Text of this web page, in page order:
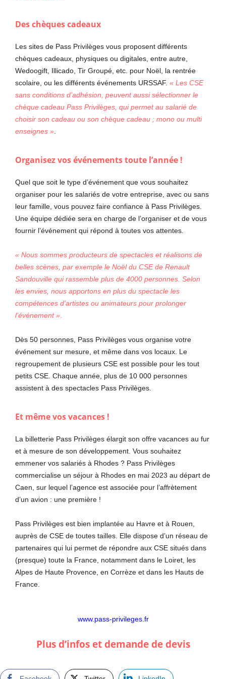
Des chèques cadeaux
Les sites de Pass Privilèges vous proposent différents
chèques cadeaux, physiques ou digitales, entre autre,
Wedoogift, Illicado, Tir Groupé, etc. pour Noël, la rentrée
scolaire, ou les différents événements URSSAF. « Les CSE
sans conditions d’adhésion, peuvent aussi sélectionner le
chèque cadeau Pass Privilèges, qui permet au salarié de
choisir son cadeau ou son chèque cadeau ; mono ou multi
enseignes »
Organisez vos événements toute l’année !
Quel que soit le type d’événement que vous souhaitez
organiser pour les salariés de votre entreprise, avec ou sans
leur famille, vous pouvez faire confiance à Pass Privilèges.
Une équipe dédiée sera en charge de l’organiser et de vous
fournir l’événement qui répond à toutes vos attentes.
« Nous sommes producteurs de spectacles et réalisons de
belles scènes, par exemple le Noël du CSE de Renault
Sandouville qui rassemble plus de 4000 personnes. Selon
les envies, nous apportons en plus du spectacle les
compétences d’artistes ou animateurs pour prolonger
l’événement »
Dès 50 personnes, Pass Privilèges vous organise votre
événement sur mesure, et même dans vos locaux. Le
regroupement de plusieurs CSE est possible pour les tout
petits CSE. Chaque année, plus de 10 000 personnes
assistent à des spectacles Pass Privilèges.
Et même vos vacances !
La billetterie Pass Privilèges élargit son offre vacances au fur
et à mesure de son développement. Vous souhaitez
emmener vos salariés à Rhodes ? Pass Privilèges
commercialise un séjour à Rhodes en mai 2023 au départ de
Caen, sur lequel l’agence est associée pour l’affrètement
d’un avion : une première !
Pass Privilèges est bien implantée au Havre et à Rouen,
auprès de CSE de toutes tailles. Elle dispose d’un réseau de
partenaires qui lui permet de répondre aux CSE situés dans
(presque) toute la France, notamment dans le Loiret, les
Alpes de Haute Provence, en Corrèze et dans les Hauts de
France.
www.pass-privileges.fr
Plus d’infos et demande de devis